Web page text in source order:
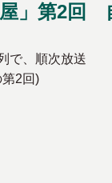
屋」第2回
で、順次放送
2回)